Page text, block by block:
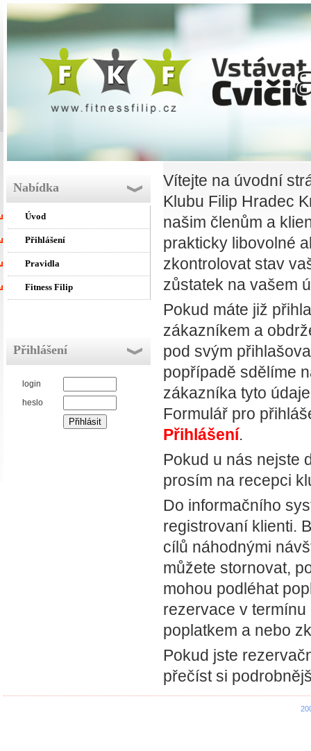
Nabídka
Úvod
Přihlášení
Pravidla
Fitness Filip
Přihlášení
login
heslo
Vítejte na úvodní
Klubu Filip Hradec
našim členům a
prakticky libovolné
zkontrolovat stav
zůstatek na vašem
Pokud máte již
zákazníkem a
pod svým
popřípadě sdělíme
zákazníka tyto
Formulář pro
Přihlášení.
Pokud u nás nejste
prosím na recepci
Do informačního
registrovaní klienti.
cílů náhodnými
můžete stornovat,
mohou podléhat
rezervace v
poplatkem a nebo
Pokud jste
přečíst si